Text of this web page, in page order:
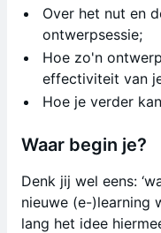
Over het nut en
ontwerpsessie;
Hoe zo'n
effectiviteit van
Hoe je verder
Waar begin je?
Denk jij wel eens:
nieuwe (e-)learning
lang het idee